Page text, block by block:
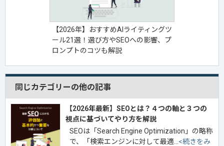
同じカテゴリーの他の記事
【2026年最新】SEOとは？４つの軸と３つの
視点に基づいてやり方を解説
SEOは「Search Engine Optimization」の略称
で、「検索エンジンに対して最適… <続きをみ
【2026年】おすすめAIライティングツ
ール21選！選び方やSEOへの影響、プ
ロンプトのコツも解説